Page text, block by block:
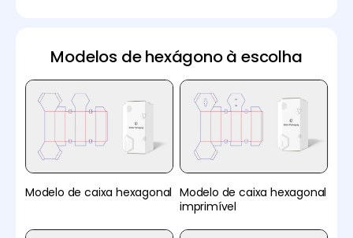
Modelos de hexágono à escolha
Modelo de caixa hexagonal Modelo de caixa hexagonal
imprimível